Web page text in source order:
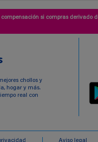
si compras derivado
chollos y
hogar y más.
real con
Aviso legal